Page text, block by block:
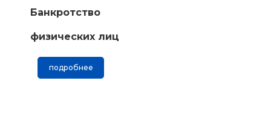
Банкротство
физических лиц
подробнее